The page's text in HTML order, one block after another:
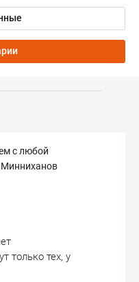
с любой
Минниханов
только тех, у